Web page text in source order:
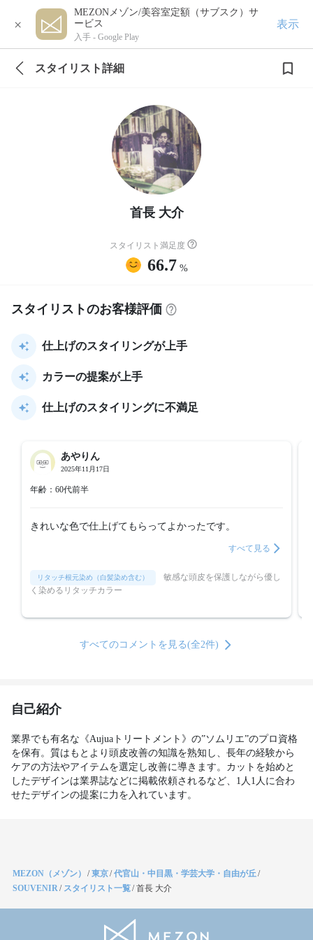
×
MEZONメゾン/美容室定額（サブスク）サ
ービス
入手 - Google Play
表示
スタイリスト詳細
首長 大介
スタイリスト満足度
66.7 %
スタイリストのお客様評価
仕上げのスタイリングが上手
カラーの提案が上手
仕上げのスタイリングに不満足
あやりん
2025年11月17日
年齢：60代前半
きれいな色で仕上げてもらってよかったです。
すべて見る
リタッチ根元染め（白髪染め含む）
く染めるリタッチカラー
すべてのコメントを見る(全2件)
自己紹介
業界でも有名な《Aujuaトリートメント》の”ソムリエ”のプロ資格
を保有。質はもとより頭皮改善の知識を熟知し、長年の経験から
ケアの方法やアイテムを選定し改善に導きます。カットを始めと
したデザインは業界誌などに掲載依頼されるなど、1人1人に合わ
せたデザインの提案に力を入れています。
MEZON（メゾン） /東京/代官山・中目黒・学芸大学・自由が丘/
SOUVENIR/ スタイリスト一覧/首長 大介